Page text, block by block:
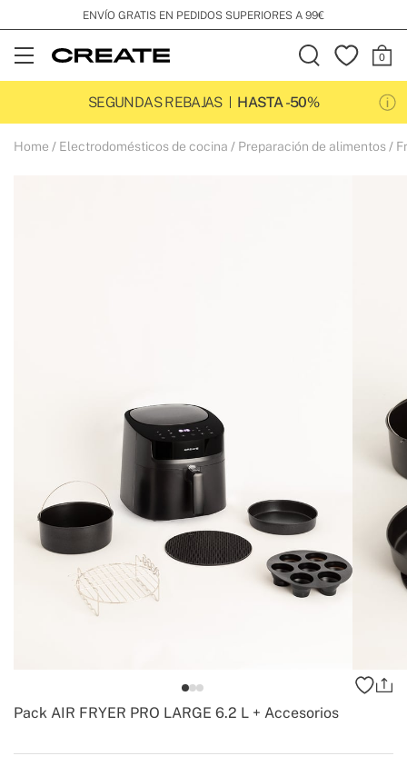
ENVÍO GRATIS EN PEDIDOS SUPERIORES A 99€
Open
Menu
SEGUNDAS REBAJAS
HASTA -50%
Home Electrodomésticos de cocina Preparación de alimentos
Pack AIR FRYER PRO LARGE 6.2 L + Accesorios
Create